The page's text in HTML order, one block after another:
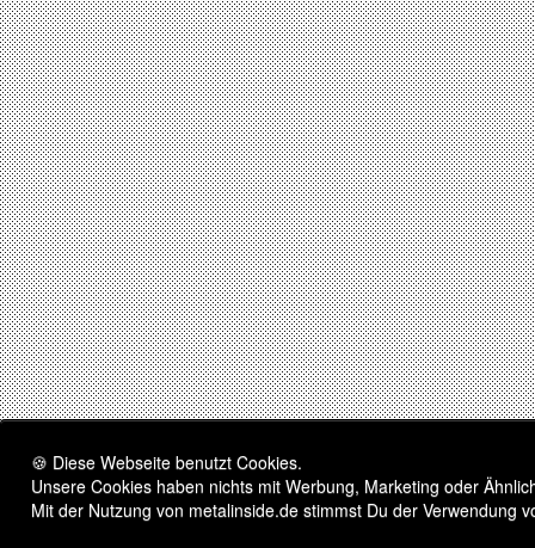
🍪 Diese Webseite benutzt Cookies.
Unsere Cookies haben nichts mit Werbung, Marketing oder
Mit der Nutzung von metalinside.de stimmst Du der Verwendung